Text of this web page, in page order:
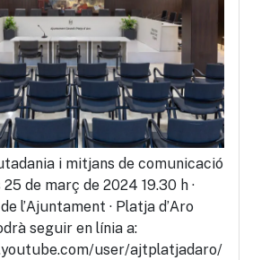
i mitjans de comunicació
de març de 2024 19.30 h ·
l’Ajuntament · Platja d’Aro
seguir en línia a:
user/ajtplatjadaro/